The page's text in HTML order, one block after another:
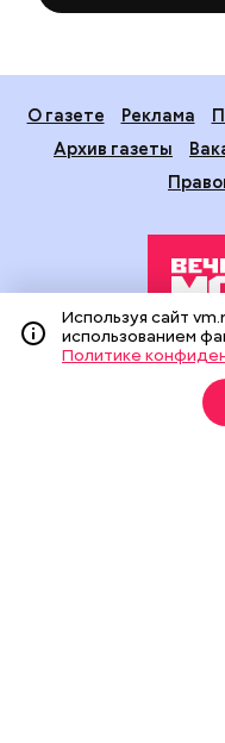
О газете Реклама
Архив газеты
Издание создано при
средств массовой
На сайте применяются
(информационные
Используя сайт
использованием
Политике